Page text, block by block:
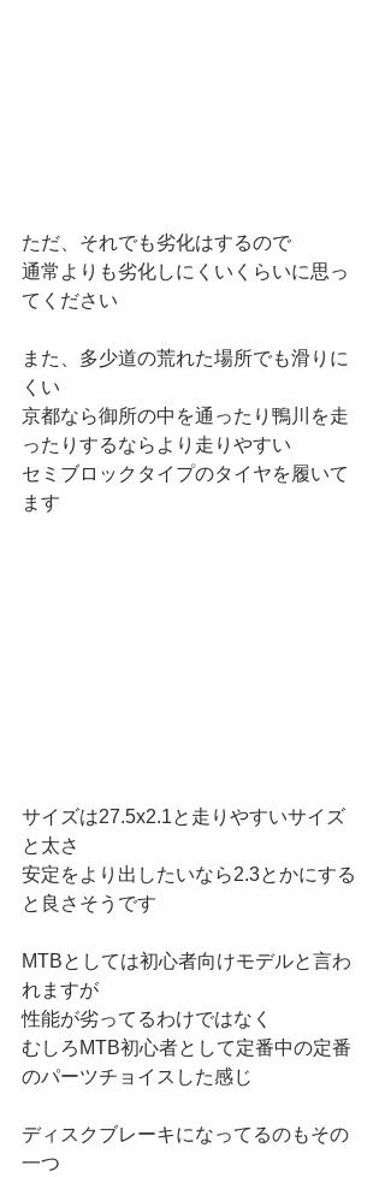
ただ、それでも劣化はするので
通常よりも劣化しにくいくらいに思っ
てください
また、多少道の荒れた場所でも滑りに
くい
京都なら御所の中を通ったり鴨川を走
ったりするならより走りやすい
セミブロックタイプのタイヤを履いて
ます
サイズは27.5x2.1と走りやすいサイズ
と太さ
安定をより出したいなら2.3とかにする
と良さそうです
MTBとしては初心者向けモデルと言わ
れますが
性能が劣ってるわけではなく
むしろMTB初心者として定番中の定番
のパーツチョイスした感じ
ディスクブレーキになってるのもその
一つ